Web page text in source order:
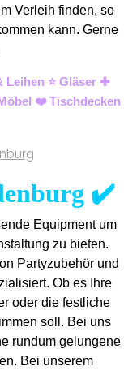
Verleih finden, so
kann. Gerne
Leihen ⭐ Gläser ✚
❤️ Tischdecken
✔️
Equipment um
zu bieten.
Partyzubehör und
Ob es Ihre
oder die festliche
soll. Bei uns
rundum gelungene
Bei unserem